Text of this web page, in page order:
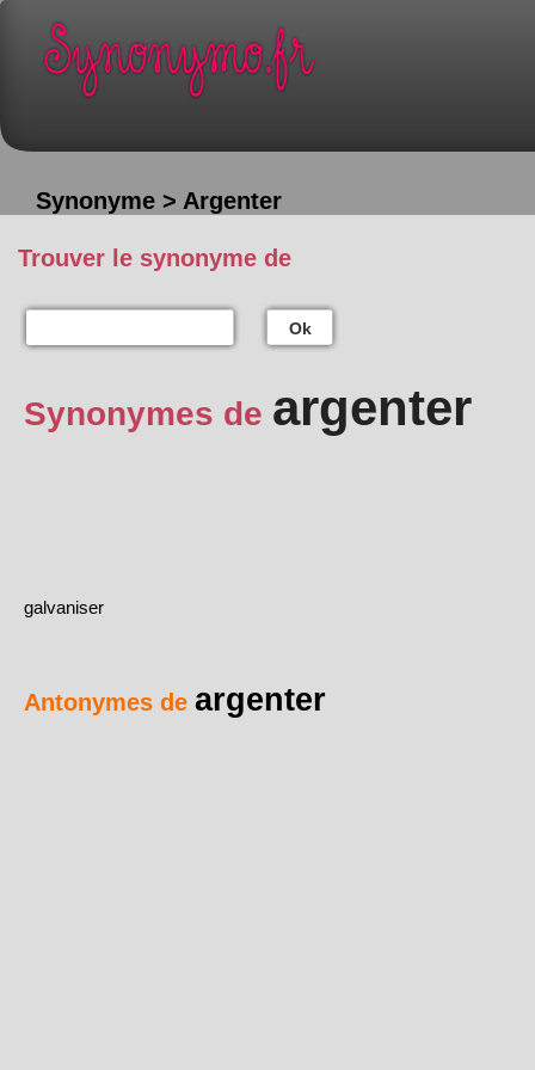
Synonyme > Argenter
Trouver le synonyme de
Ok
Synonymes de argenter
galvaniser
Antonymes de argenter